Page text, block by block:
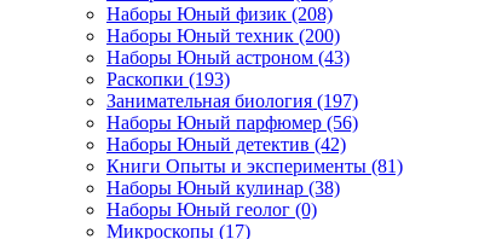
Наборы Юный физик (208)
Наборы Юный техник (200)
Наборы Юный астроном (43)
Раскопки (193)
Занимательная биология (197)
Наборы Юный парфюмер (56)
Наборы Юный детектив (42)
Книги Опыты и эксперименты (81)
Наборы Юный кулинар (38)
Наборы Юный геолог (0)
Микроскопы (17)